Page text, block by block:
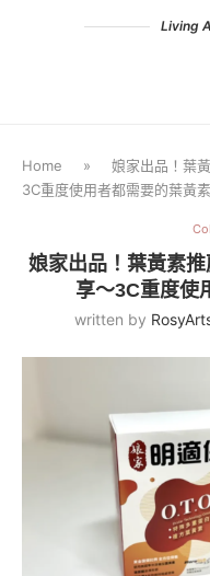
Living
Home »
娘家出品！葉
3C重度使用者都需要的葉黃
娘家出品！葉黃素
享～3C重度使
written by